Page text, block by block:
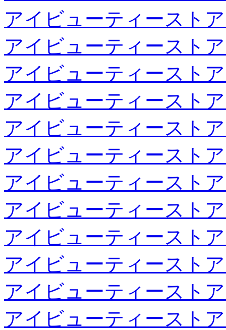
アイビューティースト
アイビューティースト
アイビューティースト
アイビューティースト
アイビューティースト
アイビューティースト
アイビューティースト
アイビューティースト
アイビューティースト
アイビューティースト
アイビューティースト
アイビューティースト